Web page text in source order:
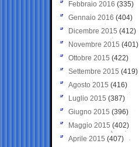
Febbraio 2016 (335)
Gennaio 2016 (404)
Dicembre 2015 (412)
Novembre 2015 (401)
Ottobre 2015 (422)
Settembre 2015 (419)
Agosto 2015 (416)
Luglio 2015 (387)
Giugno 2015 (396)
Maggio 2015 (402)
Aprile 2015 (407)